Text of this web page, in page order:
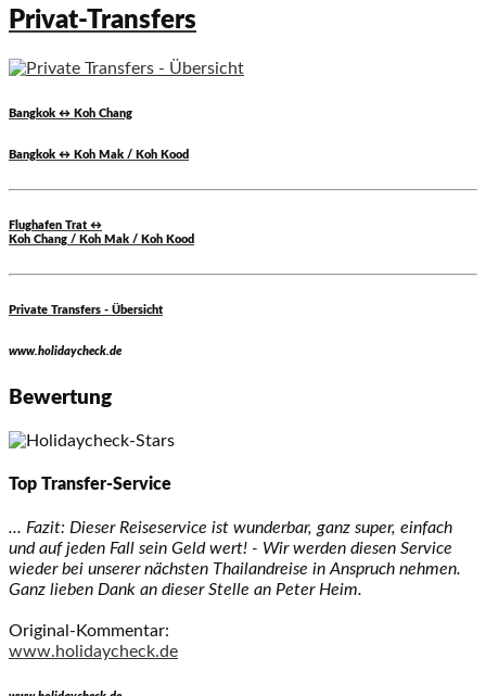
Privat-Transfers
Bangkok ↔ Koh Chang
Bangkok ↔ Koh Mak / Koh Kood
Flughafen Trat ↔
Koh Chang / Koh Mak / Koh Kood
Private Transfers - Übersicht
www.holidaycheck.de
Bewertung
Top Transfer-Service
... Fazit: Dieser Reiseservice ist wunderbar, ganz super, einfach
und auf jeden Fall sein Geld wert! - Wir werden diesen Service
wieder bei unserer nächsten Thailandreise in Anspruch nehmen.
Ganz lieben Dank an dieser Stelle an Peter Heim.
Original-Kommentar:
www.holidaycheck.de